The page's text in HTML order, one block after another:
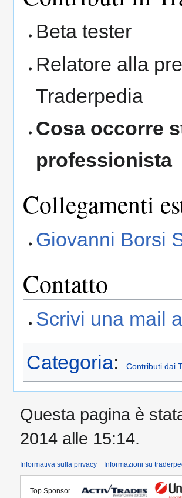
Beta tester
Relatore alla
Traderpedia
Cosa occorre
professionista
Collegamenti
Giovanni Borsi
Contatto
Scrivi una mail
Categoria: Contributi dai
Questa pagina è
2014 alle 15:14.
Informativa sulla privacy Informazioni su
Top Sponsor